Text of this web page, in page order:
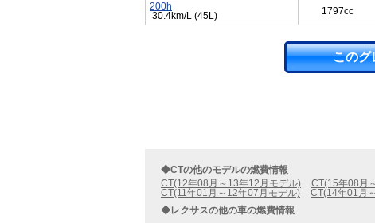
200h
30.4km/L (45L)
1797cc
このグ
◆CTの他のモデルの燃費情報
CT(12年08月～13年12月モデル)
CT(15年08月
CT(11年01月～12年07月モデル)
CT(14年01月
◆レクサスの他の車の燃費情報